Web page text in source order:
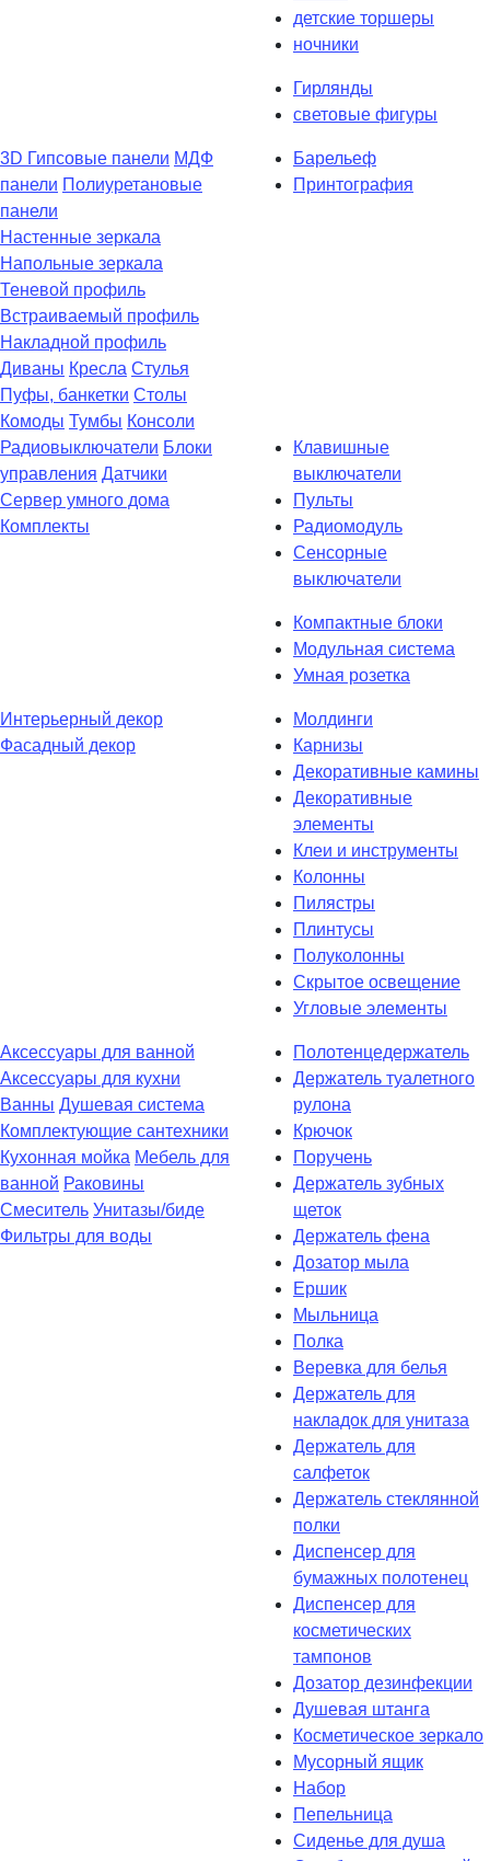
детские торшеры
ночники
Гирлянды
световые фигуры
3D Гипсовые панели МДФ
панели Полиуретановые
панели
Барельеф
Принтография
Настенные зеркала
Напольные зеркала
Теневой профиль
Встраиваемый профиль
Накладной профиль
Диваны Кресла Стулья
Пуфы, банкетки Столы
Комоды Тумбы Консоли
Радиовыключатели Блоки
управления Датчики
Сервер умного дома
Комплекты
Клавишные
выключатели
Пульты
Радиомодуль
Сенсорные
выключатели
Компактные блоки
Модульная система
Умная розетка
Интерьерный декор
Фасадный декор
Молдинги
Карнизы
Декоративные камины
Декоративные
элементы
Клеи и инструменты
Колонны
Пилястры
Плинтусы
Полуколонны
Скрытое освещение
Угловые элементы
Аксессуары для ванной
Аксессуары для кухни
Ванны Душевая система
Комплектующие сантехники
Кухонная мойка Мебель для
ванной Раковины
Смеситель Унитазы/биде
Фильтры для воды
Полотенцедержатель
Держатель туалетного
рулона
Крючок
Поручень
Держатель зубных
щеток
Держатель фена
Дозатор мыла
Eршик
Мыльница
Полка
Веревка для белья
Держатель для
накладок для унитаза
Держатель для
салфеток
Держатель стеклянной
полки
Диспенсер для
бумажных полотенец
Диспенсер для
косметических
тампонов
Дозатор дезинфекции
Душевая штанга
Косметическое зеркало
Мусорный ящик
Набор
Пепельница
Сиденье для душа